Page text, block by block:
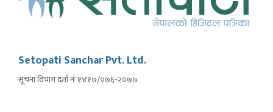
Setopati Sanchar Pvt. Ltd.
सूचना विभाग दर्ता नंः १४१७/०७६-२०७७